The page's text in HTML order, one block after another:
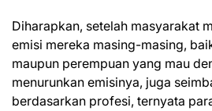
Diharapkan, setelah masyarakat
emisi mereka masing-masing,
maupun perempuan yang mau
menurunkan emisinya, juga
berdasarkan profesi, ternyata